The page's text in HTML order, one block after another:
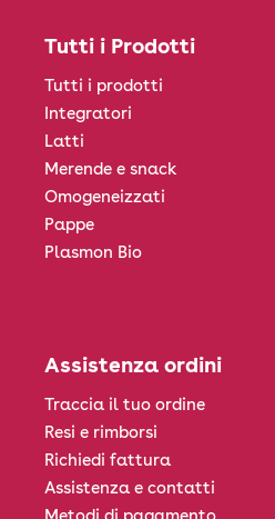
Tutti i Prodotti
Tutti i prodotti
Integratori
Latti
Merende e snack
Omogeneizzati
Pappe
Plasmon Bio
Assistenza ordini
Traccia il tuo ordine
Resi e rimborsi
Richiedi fattura
Assistenza e contatti